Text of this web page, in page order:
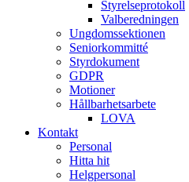
Styrelseprotokoll
Valberedningen
Ungdomssektionen
Seniorkommitté
Styrdokument
GDPR
Motioner
Hållbarhetsarbete
LOVA
Kontakt
Personal
Hitta hit
Helgpersonal